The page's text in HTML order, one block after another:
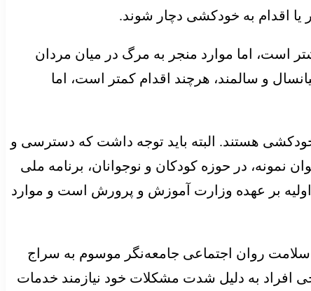
اقدام به خودکشی دچار شوند.
است، اما موارد منجر به مرگ در میان مردان
و سالمند، هرچند اقدام کمتر است، اما
هستند. البته باید توجه داشت که دسترسی و
نمونه، در حوزه کودکان و نوجوانان، برنامه ملی
اولیه بر عهده وزارت آموزش و پرورش است و موارد
روان اجتماعی جامعه‌نگر موسوم به سراج
افراد به دلیل شدت مشکلات خود نیازمند خدمات